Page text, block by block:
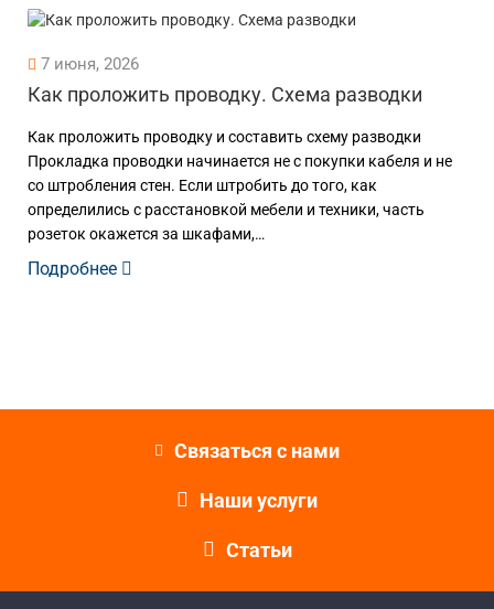
7 июня, 2026
Как проложить проводку. Схема разводки
Как проложить проводку и составить схему разводки
Прокладка проводки начинается не с покупки кабеля и не
со штробления стен. Если штробить до того, как
определились с расстановкой мебели и техники, часть
розеток окажется за шкафами,…
Подробнее
Связаться с нами
Наши услуги
Статьи